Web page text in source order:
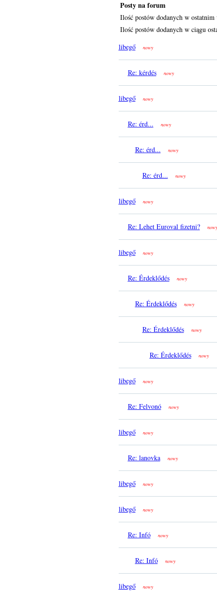
Posty na forum
Ilość postów dodanych w ostatnim
Ilość postów dodanych w ciągu
libegő
nowy
Re: kérdés nowy
libegő nowy
Re: érd... nowy
Re: érd... nowy
Re: érd... nowy
libegő nowy
Re: Lehet Euroval fizetni? nowy
libegő nowy
Re: Érdeklődés nowy
Re: Érdeklődés nowy
Re: Érdeklődés nowy
Re: Érdeklődés nowy
libegő nowy
Re: Felvonó nowy
libegő nowy
Re: lanovka nowy
libegő nowy
libegő nowy
Re: Infó nowy
Re: Infó nowy
libegő nowy